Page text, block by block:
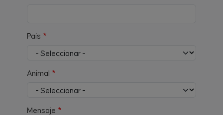
País
Animal
Mensaje